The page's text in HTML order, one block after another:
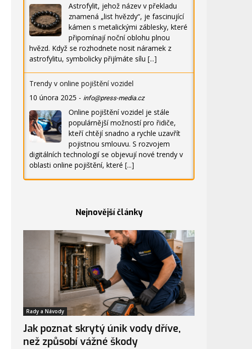
Astrofylit, jehož název v překladu
znamená „list hvězdy“, je fascinující
kámen s metalickými záblesky, které
připomínají noční oblohu plnou
hvězd. Když se rozhodnete nosit náramek z
astrofylitu, symbolicky přijímáte sílu [...]
Trendy v online pojištění vozidel
10 února 2025 - info@press-media.cz
Online pojištění vozidel je stále
populárnější možností pro řidiče,
kteří chtějí snadno a rychle uzavřít
pojistnou smlouvu. S rozvojem
digitálních technologií se objevují nové trendy v
oblasti online pojištění, které [...]
Nejnovější články
Rady a Návody
Jak poznat skrytý únik vody dříve,
než způsobí vážné škody